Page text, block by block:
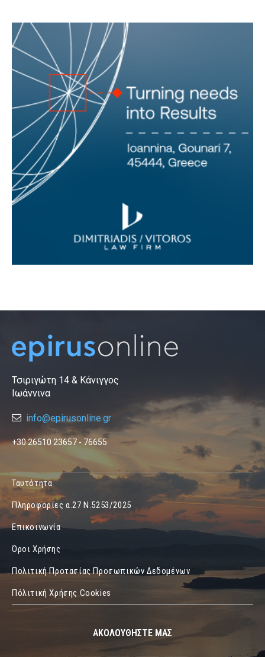
Τσιριγώτη 14 & Κάνιγγος
Ιωάννινα
info@epirusonline.gr
+30 26510 23657 - 76655
Ταυτότητα
Πληροφορίες α.27 Ν.5253/2025
Επικοινωνία
Όροι Χρήσης
Πολιτική Προτασίας Προσωπικών Δεδομένων
Πόλιτική Χρήσης Cookies
ΑΚΟΛΟΥΘΗΣΤΕ ΜΑΣ